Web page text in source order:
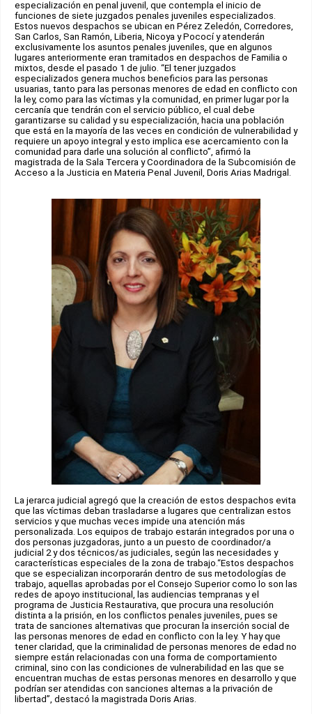
especialización en penal juvenil, que contempla el inicio de
funciones de siete juzgados penales juveniles especializados.
Estos nuevos despachos se ubican en Pérez Zeledón, Corredores,
San Carlos, San Ramón, Liberia, Nicoya y Pococí y atenderán
exclusivamente los asuntos penales juveniles, que en algunos
lugares anteriormente eran tramitados en despachos de Familia o
mixtos, desde el pasado 1 de julio. “El tener juzgados
especializados genera muchos beneficios para las personas
usuarias, tanto para las personas menores de edad en conflicto con
la ley, como para las víctimas y la comunidad, en primer lugar por la
cercanía que tendrán con el servicio público, el cual debe
garantizarse su calidad y su especialización, hacia una población
que está en la mayoría de las veces en condición de vulnerabilidad y
requiere un apoyo integral y esto implica ese acercamiento con la
comunidad para darle una solución al conflicto”, afirmó la
magistrada de la Sala Tercera y Coordinadora de la Subcomisión de
Acceso a la Justicia en Materia Penal Juvenil, Doris Arias Madrigal.
La jerarca judicial agregó que la creación de estos despachos evita
que las víctimas deban trasladarse a lugares que centralizan estos
servicios y que muchas veces impide una atención más
personalizada. Los equipos de trabajo estarán integrados por una o
dos personas juzgadoras, junto a un puesto de coordinador/a
judicial 2 y dos técnicos/as judiciales, según las necesidades y
características especiales de la zona de trabajo.“Estos despachos
que se especializan incorporarán dentro de sus metodologías de
trabajo, aquellas aprobadas por el Consejo Superior como lo son las
redes de apoyo institucional, las audiencias tempranas y el
programa de Justicia Restaurativa, que procura una resolución
distinta a la prisión, en los conflictos penales juveniles, pues se
trata de sanciones alternativas que procuran la inserción social de
las personas menores de edad en conflicto con la ley. Y hay que
tener claridad, que la criminalidad de personas menores de edad no
siempre están relacionadas con una forma de comportamiento
criminal, sino con las condiciones de vulnerabilidad en las que se
encuentran muchas de estas personas menores en desarrollo y que
podrían ser atendidas con sanciones alternas a la privación de
libertad”, destacó la magistrada Doris Arias.